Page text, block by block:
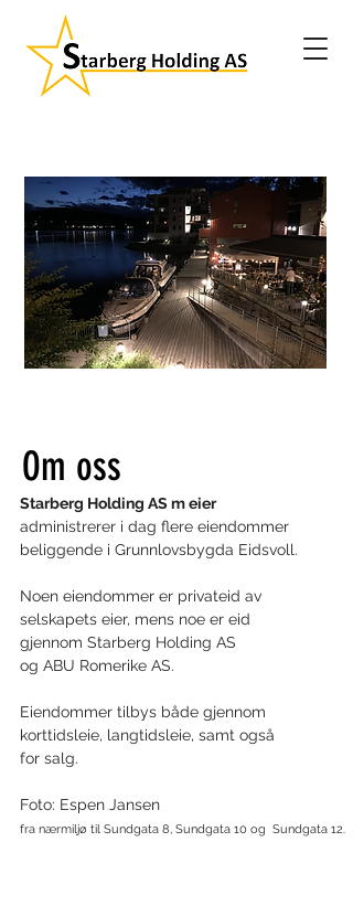
Om oss
Starberg Holding AS m eier
administrerer i dag flere eiendommer
beliggende i Grunnlovsbygda Eidsvoll.
Noen eiendommer er privateid av
selskapets eier, mens noe er eid
gjennom Starberg Holding AS
og ABU Romerike AS.
Eiendommer tilbys både gjennom
korttidsleie, langtidsleie, samt også
for salg.
Foto: Espen Jansen
fra nærmiljø til Sundgata 8, Sundgata 10 og Sundgata 12.